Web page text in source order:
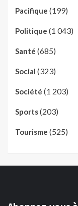
Pacifique (199)
Politique (1 043)
Santé (685)
Social (323)
Société (1 203)
Sports(203)
Tourisme (525)